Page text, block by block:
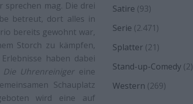
sprechen mag. Die drei
betreut, dort alles in
bereits gewohnt war,
Storch zu kämpfen,
haben dabei
Die Uhrenreiniger eine
Schauplatz
wird eine auf
Satire (93)
Serie (2.471)
Splatter (21)
Stand-up-Comedy (2)
Western (269)